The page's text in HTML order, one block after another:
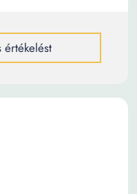
értékelést